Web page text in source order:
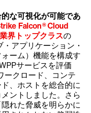
な可視化が可能であ
Falcon® Cloud
業界トップクラスの
アプリケーション・
ーム）機能を構成す
サービスを評価
ークロード、コンテ
、ホストを総合的に
ントしました。さら
れた脅威を明らかに